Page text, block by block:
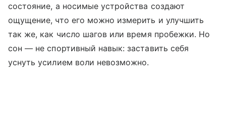
состояние, а носимые устройства создают
ощущение, что его можно измерить и улучшить
так же, как число шагов или время пробежки. Но
сон — не спортивный навык: заставить себя
уснуть усилием воли невозможно.